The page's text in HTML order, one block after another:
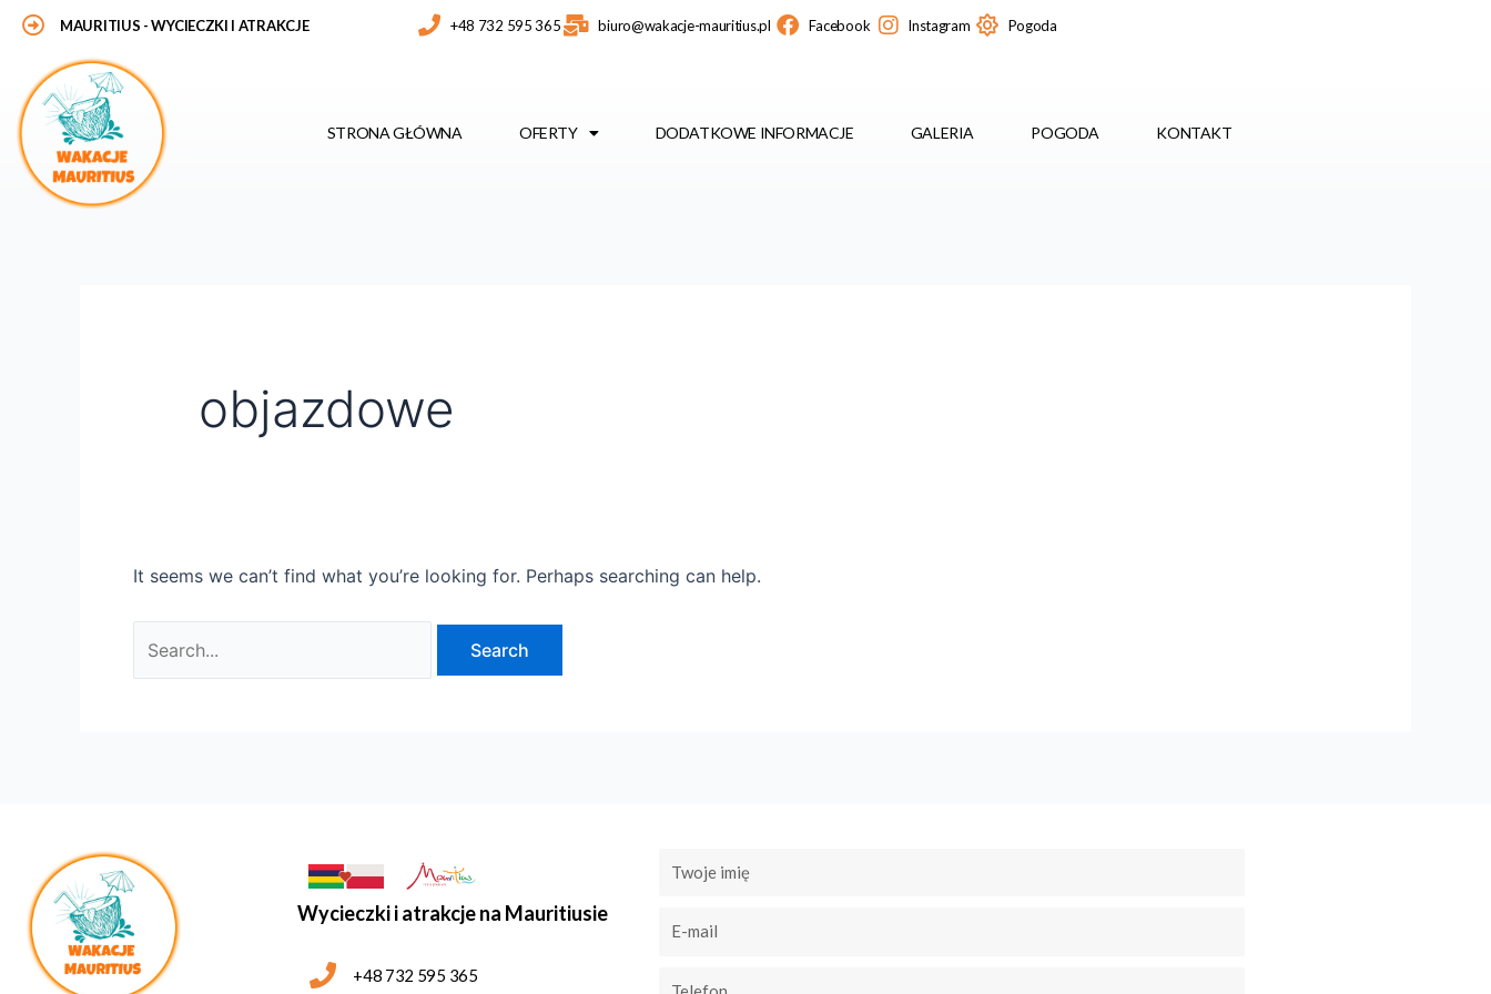
Skip
content
MAURITIUS - WYCIECZKI I ATRAKCJE +48 732 595 365 biuro@wakacje-mauritius.pl Facebook Instagram Pogoda
STRONA GŁÓWNA OFERTY DODATKOWE INFORMACJE GALERIA POGODA KONTAKT
objazdowe
It seems we can’t find what you’re looking for. Perhaps searching can help.
Wycieczki i atrakcje na Mauritiusie
+48 732 595 365